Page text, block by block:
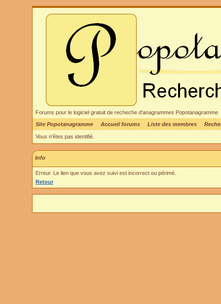
Forums pour le logiciel gratuit de recheche d'anagrammes Popotanagramme
Site Popotanagramme
Accueil forums Liste des membres
Vous n'êtes pas identifié.
Info
Erreur. Le lien que vous avez suivi est incorrect ou périmé.
Retour